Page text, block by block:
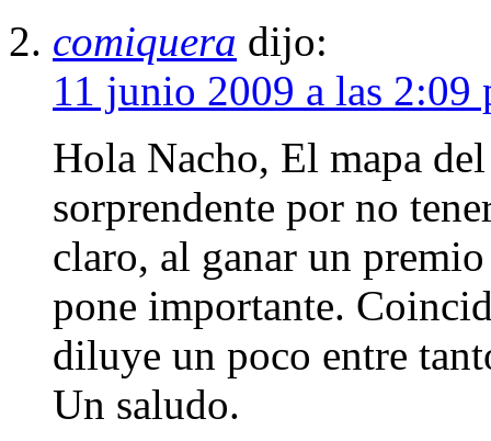
comiquera dijo:
11 junio 2009 a las 2:09
Hola Nacho, El mapa
sorprendente por no
claro, al ganar un
pone importante.
diluye un poco entre
Un saludo.